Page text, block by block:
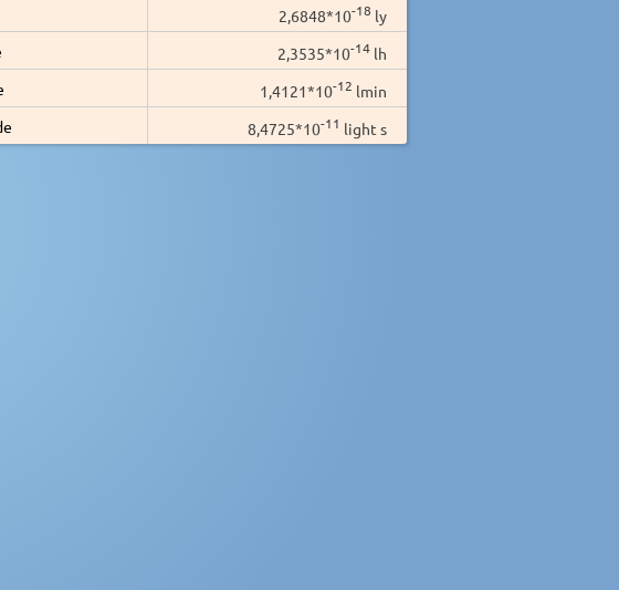
2,6848*10-18 ly
2,3535*10-14lh
1,4121*10-12 lmin
8,4725*10-11 light s